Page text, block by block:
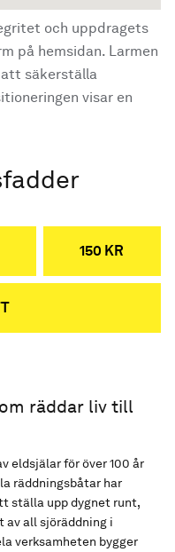
och uppdragets
på hemsidan. Larmen
att säkerställa
visar en
150 KR
räddar liv till
eldsjälar för över 100 år
räddningsbåtar har
ställa upp dygnet runt,
av all sjöräddning i
verksamheten bygger